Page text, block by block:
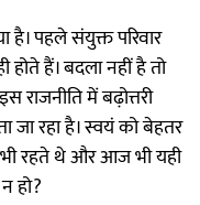
पहले संयुक्त परिवार
हैं। बदला नहीं है तो
राजनीति में बढ़ोत्तरी
जा रहा है। स्वयं को बेहतर
रहते थे और आज भी यही
हो?